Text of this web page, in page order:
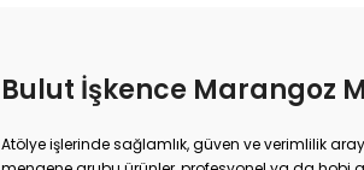
Bulut İşkence Marangoz
Atölye işlerinde sağlamlık, güven ve verimlilik